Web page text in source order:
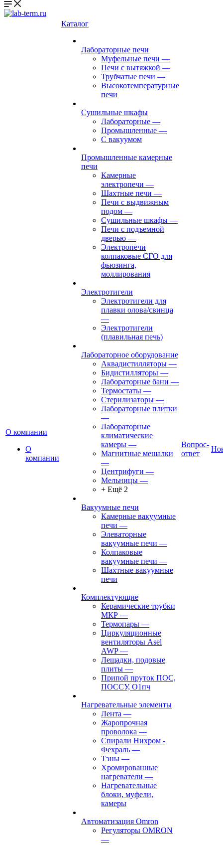
О компании
О
компании
Каталог
Лабораторные печи
Муфельные печи —
Печи с вытяжкой —
Трубчатые печи —
Высокотемпературные
печи
Сушильные шкафы
Лабораторные —
Промышленные —
С вакуумом
Промышленные камерные
печи
Камерные
электропечи —
Шахтные печи —
Печи с выдвижным
подом —
Сушильные шкафы —
Печи с подъемной
дверью —
Электропечи
колпаковые СГО для
фьюзинга,
моллирования
Электротигели
Электротигели для
плавки олова/свинца
—
Электротигели
(плавильная печь)
Лабораторное оборудование
Аквадистилляторы —
Бидистилляторы —
Лабораторные бани —
Термостаты —
Стерилизаторы —
Лабораторные плитки
—
Лабораторные
климатические
камеры —
Магнитные мешалки
—
Центрифуги —
Мельницы —
+ Ещё 2
Вакуумные печи
Камерные вакуумные
печи —
Элеваторные
вакуумные печи —
Колпаковые
вакуумные печи —
Шахтные вакуумные
печи
Комплектующие
Керамические трубки
МКР —
Термопары —
Циркуляционные
вентиляторы Asel
AWP—
Лещадки, подовые
плиты —
Припой пруток ПОС,
ПОССУ, О1пч
Нагревательные элементы
Лента —
Жаропрочная
проволока —
Спирали Нихром -
Фехраль —
Тэны —
Хромированные
нагреватели —
Нагревательные
блоки, муфели,
камеры
Автоматизация Omron
Регуляторы OMRON
—
Вопрос-
ответ